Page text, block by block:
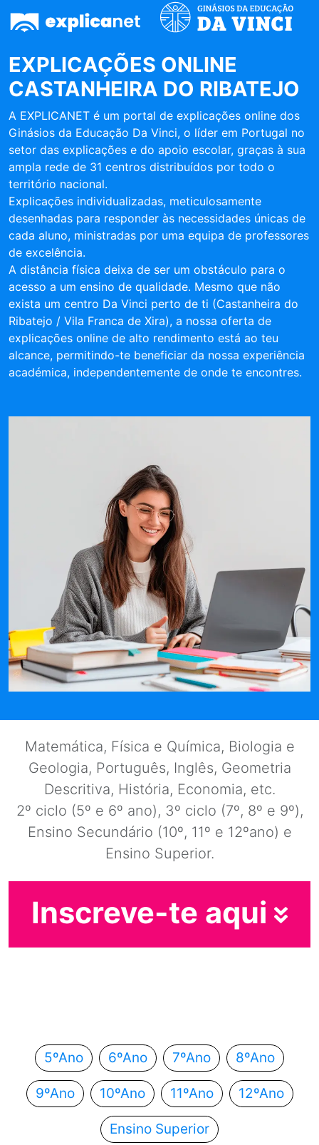
EXPLICAÇÕES ONLINE
CASTANHEIRA DO RIBATEJO
A EXPLICANET é um portal de explicações online dos
Ginásios da Educação Da Vinci, o líder em Portugal no
setor das explicações e do apoio escolar, graças à sua
ampla rede de 31 centros distribuídos por todo o
território nacional.
Explicações individualizadas, meticulosamente
desenhadas para responder às necessidades únicas de
cada aluno, ministradas por uma equipa de professores
de excelência.
A distância física deixa de ser um obstáculo para o
acesso a um ensino de qualidade. Mesmo que não
exista um centro Da Vinci perto de ti (Castanheira do
Ribatejo / Vila Franca de Xira), a nossa oferta de
explicações online de alto rendimento está ao teu
alcance, permitindo-te beneficiar da nossa experiência
académica, independentemente de onde te encontres.
Matemática, Física e Química, Biologia e
Geologia, Português, Inglês, Geometria
Descritiva, História, Economia, etc.
2º ciclo (5º e 6º ano), 3º ciclo (7º, 8º e 9º),
Ensino Secundário (10º, 11º e 12ºano) e
Ensino Superior.
Inscreve-te aqui
5ºAno 6ºAno 7ºAno 8ºAno
9ºAno 10ºAno 11ºAno 12ºAno
Ensino Superior